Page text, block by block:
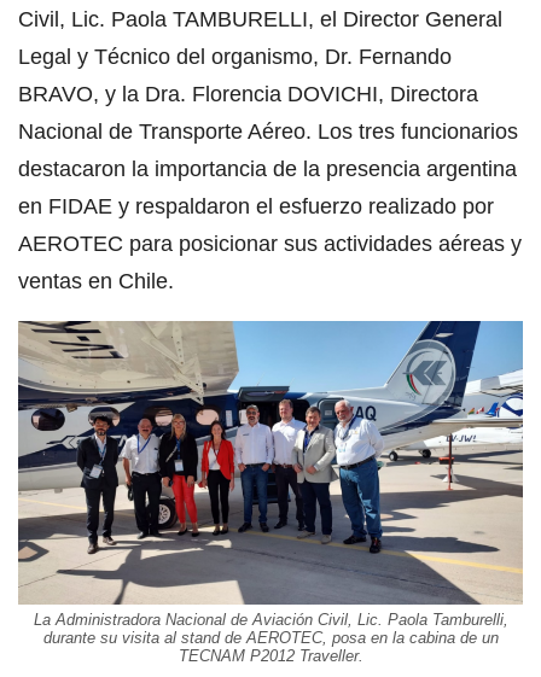
Civil, Lic. Paola TAMBURELLI, el Director General
Legal y Técnico del organismo, Dr. Fernando
BRAVO, y la Dra. Florencia DOVICHI, Directora
Nacional de Transporte Aéreo. Los tres funcionarios
destacaron la importancia de la presencia argentina
en FIDAE y respaldaron el esfuerzo realizado por
AEROTEC para posicionar sus actividades aéreas y
ventas en Chile.
La Administradora Nacional de Aviación Civil, Lic. Paola Tamburelli,
durante su visita al stand de AEROTEC, posa en la cabina de un
TECNAM P2012 Traveller.